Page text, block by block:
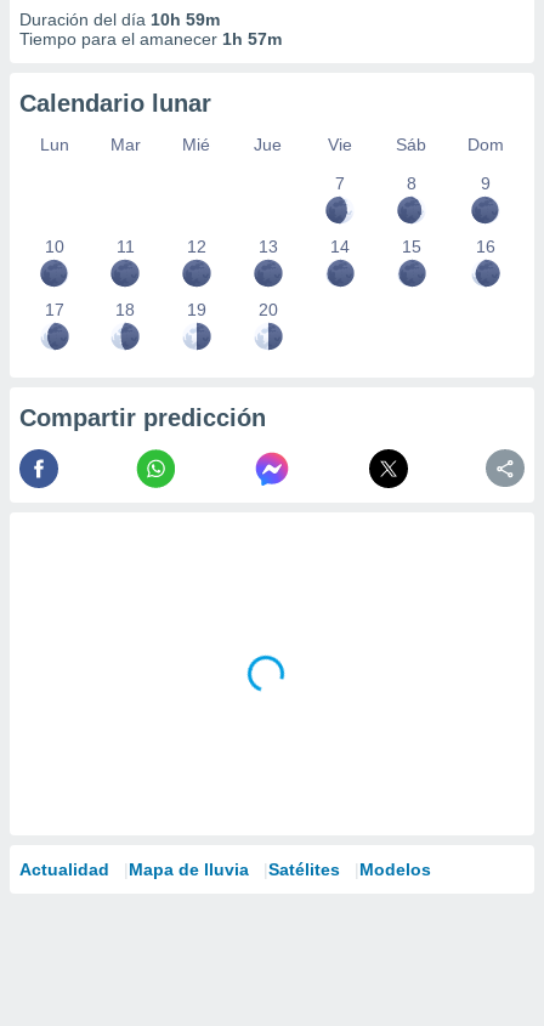
Duración del día 10h 59m
Tiempo para el amanecer 1h 57m
Calendario lunar
Lun Mar Mié Jue Vie Sáb
Dom
7
8 9
10 11 12 13 14 15 16
17 18 19 20
Compartir predicción
Actualidad Mapa de lluvia Satélites Modelos